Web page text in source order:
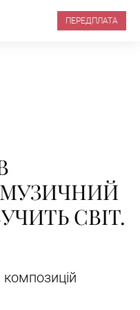
ПЕРЕДПЛАТА
СВІТ.
композицій